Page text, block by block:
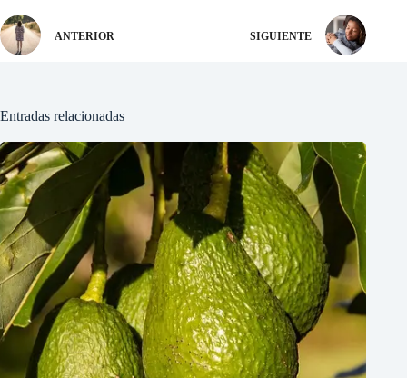
ANTERIOR SIGUIENTE
Entradas relacionadas